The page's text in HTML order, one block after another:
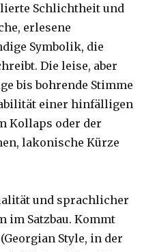
Schlichtheit und
erlesene
Symbolik, die
Die leise, aber
bis bohrende Stimme
einer hinfälligen
Kollaps oder der
lakonische Kürze
und sprachlicher
im Satzbau. Kommt
Style, in der